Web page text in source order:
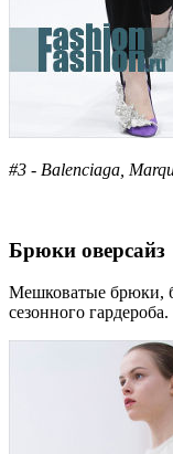
#3 - Balenciaga,
Брюки оверсайз
Мешковатые брюки,
сезонного гардероба.